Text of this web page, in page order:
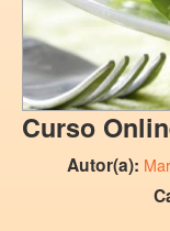
Curso
Autor(a):